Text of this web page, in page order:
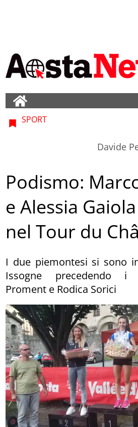
SPORT
Davide
Podismo:
e Alessia
nel Tour du
I due piemontesi si sono
Issogne precedendo i
Proment e Rodica Sorici